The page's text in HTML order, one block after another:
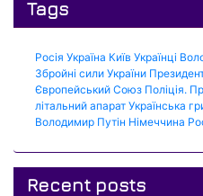
Tags
Росія Україна Київ Українці
Збройні сили України
Європейський Союз Поліція.
літальний апарат Українська
Володимир Путін Німеччина
Recent posts